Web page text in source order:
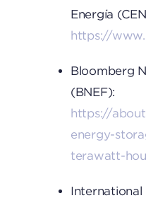
Energía
https://
Bloomberg
(BNEF):
https://
energy-
terawatt-
International